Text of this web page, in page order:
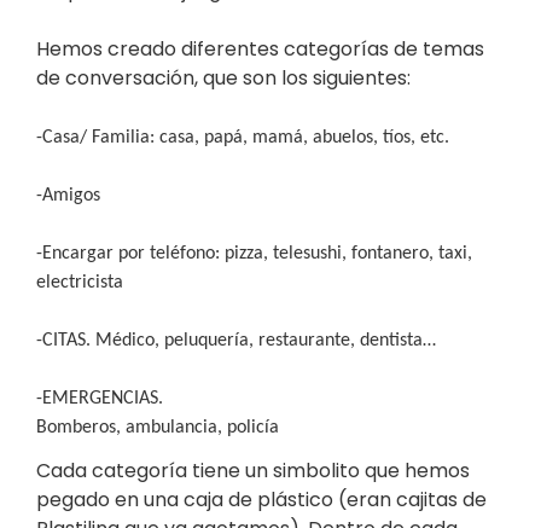
Hemos creado diferentes categorías de temas
de conversación, que son los siguientes:
-Casa/ Familia: casa, papá, mamá, abuelos, tíos, etc.
-Amigos
-Encargar por teléfono: pizza, telesushi, fontanero, taxi,
electricista
-CITAS. Médico, peluquería, restaurante, dentista…
-EMERGENCIAS.
Bomberos, ambulancia, policía
Cada categoría tiene un simbolito que hemos
pegado en una caja de plástico (eran cajitas de